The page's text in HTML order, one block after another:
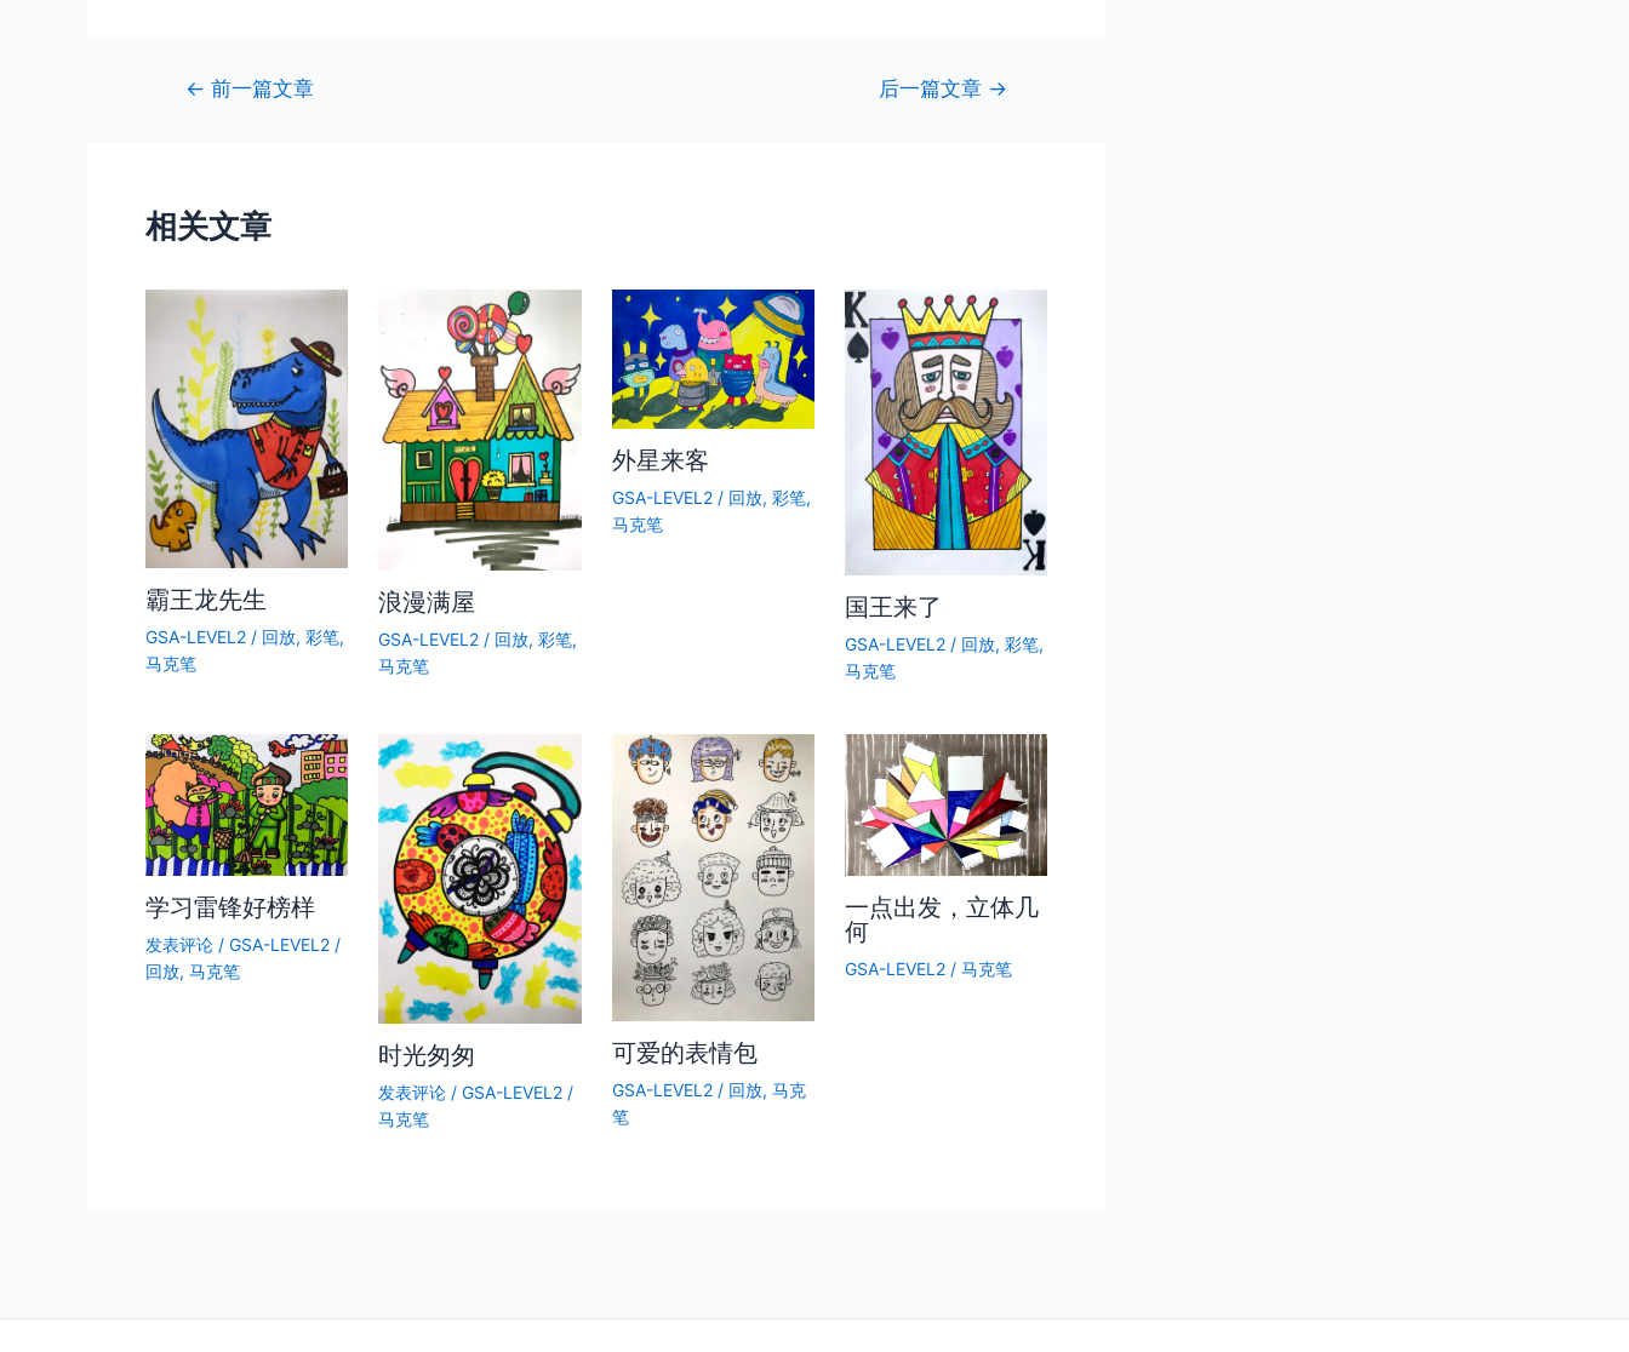
← 前一篇文章 后一篇文章 →
相关文章
霸王龙先生
GSA-LEVEL2 / 回放, 彩笔,
马克笔
浪漫满屋
GSA-LEVEL2 / 回放,彩笔,
马克笔
外星来客
GSA-LEVEL2/ 回放, 彩笔,
马克笔
国王来了
GSA-LEVEL2/ 回放, 彩笔,
马克笔
学习雷锋好榜样
发表评论 / GSA-LEVEL2 /
回放, 马克笔
时光匆匆
发表评论 /GSA-LEVEL2 /
马克笔
可爱的表情包
GSA-LEVEL2/ 回放, 马克
笔
一点出发，立体几
何
GSA-LEVEL2/ 马克笔